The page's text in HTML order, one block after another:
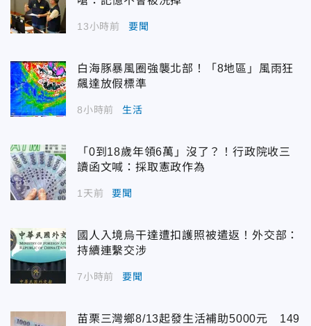
13小時前 要聞
白海豚暴風圈強襲北部！「8地區」風雨狂
飆達放假標準
8小時前 生活
「0到18歲年領6萬」沒了？！行政院收三
讀函文喊：採取憲政作為
1天前 要聞
國人入境烏干達遭扣護照被遣返！外交部：
持續連繫交涉
7小時前 要聞
苗栗三灣鄉8/13起發生活補助5000元 149